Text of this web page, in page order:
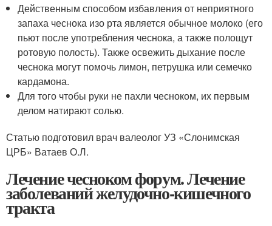
Действенным способом избавления от неприятного
запаха чеснока изо рта является обычное молоко (его
пьют после употребления чеснока, а также полощут
ротовую полость). Также освежить дыхание после
чеснока могут помочь лимон, петрушка или семечко
кардамона.
Для того чтобы руки не пахли чесноком, их первым
делом натирают солью.
Статью подготовил врач валеолог УЗ «Слонимская
ЦРБ» Ватаев О.Л.
Лечение чесноком форум. Лечение
заболеваний желудочно-кишечного
тракта